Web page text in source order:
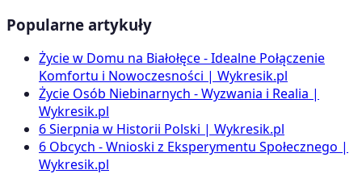
Popularne artykuły
Życie w Domu na Białołęce - Idealne Połączenie
Komfortu i Nowoczesności | Wykresik.pl
Życie Osób Niebinarnych - Wyzwania i Realia |
Wykresik.pl
6 Sierpnia w Historii Polski | Wykresik.pl
6 Obcych - Wnioski z Eksperymentu Społecznego |
Wykresik.pl